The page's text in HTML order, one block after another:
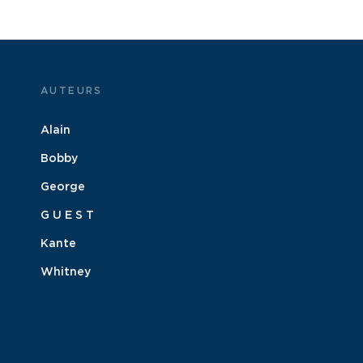
AUTEURS
Alain
Bobby
George
G U E S T
Kante
Whitney